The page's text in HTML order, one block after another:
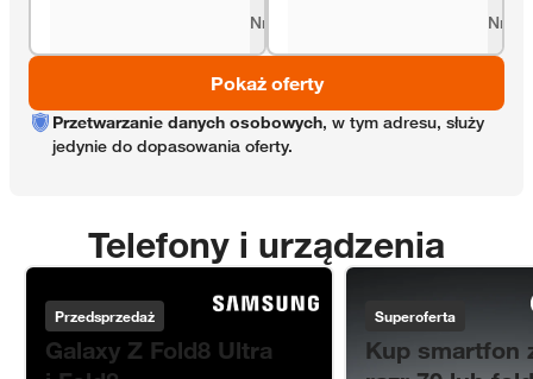
Nr domu Nr
Pokaż oferty
Przetwarzanie danych osobowych, w tym adresu, służy
jedynie do dopasowania oferty.
Telefony i urządzenia
Samsung
Przedsprzedaż
Galaxy Z Fold8 Ultra
Motorola
Superoferta
Kup smartfon